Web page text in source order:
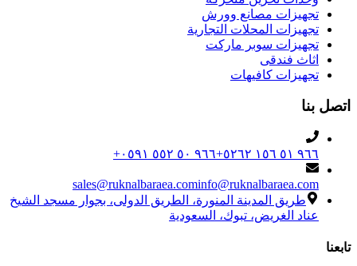
تجهيزات مصانع وورش
تجهيزات المحلات التجارية
تجهيزات سوبر ماركت
اثاث فندقى
تجهيزات كافيهات
اتصل بنا
+٩٦٦ ٥١ ١٥٦ ٥٢٦٢ +٩٦٦ ٥٠ ٥٥٢ ٠٥٩١
info@ruknalbaraea.com
sales@ruknalbaraea.com
طريق المدينة المنورة، الطريق الدولى، بجوار مسجد الشيخ
عناد الغريض، تبوك، السعودية
تابعنا